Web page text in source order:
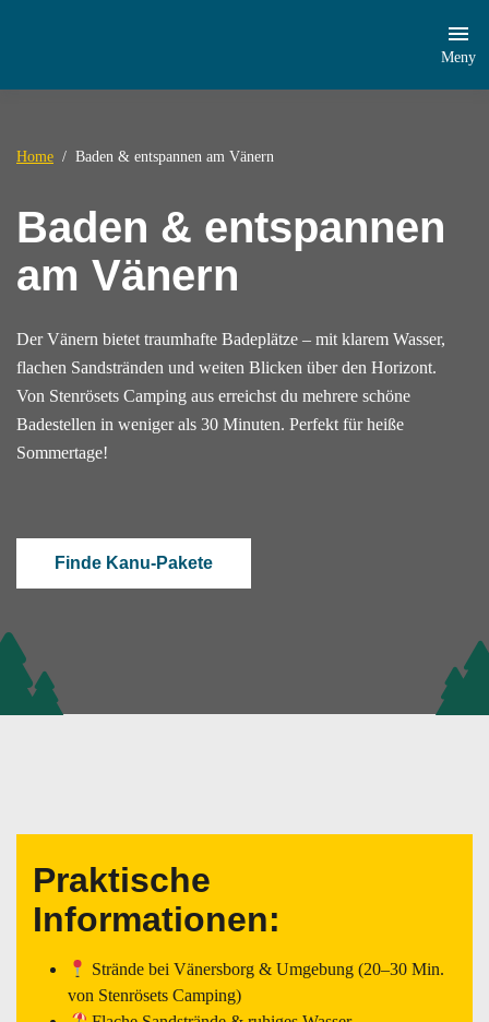
Meny
Home Baden & entspannen am Vänern
Baden & entspannen
am Vänern
Der Vänern bietet traumhafte Badeplätze – mit klarem Wasser,
flachen Sandstränden und weiten Blicken über den Horizont.
Von Stenrösets Camping aus erreichst du mehrere schöne
Badestellen in weniger als 30 Minuten. Perfekt für heiße
Sommertage!
Finde Kanu-Pakete
Praktische
Informationen:
Strände bei Vänersborg & Umgebung (20–30 Min.
von Stenrösets Camping)